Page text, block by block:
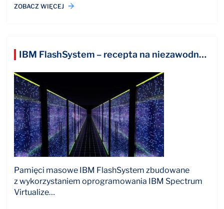
ZOBACZ WIĘCEJ
IBM FlashSystem – recepta na niezawodną a zarazem efektywną kosztowo pamięć masową
Pamięci masowe IBM FlashSystem zbudowane
z wykorzystaniem oprogramowania IBM Spectrum
Virtualize…